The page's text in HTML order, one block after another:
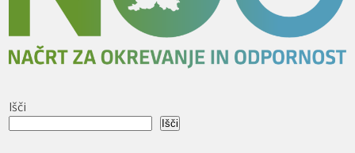
Išči
Išči